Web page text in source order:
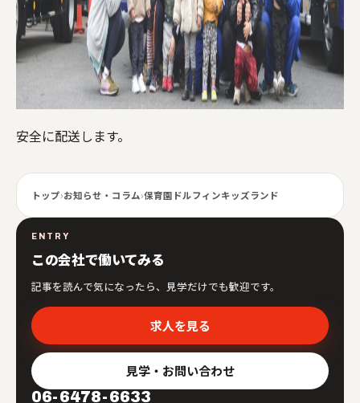
安全に配送します。
トップ›お知らせ・コラム›保育園ドルフィンキッズランド
ENTRY
この会社で働いてみる
記事を読んで気になったら、見学だけでも歓迎です。
求人を見る
見学・お問い合わせ
06-6478-6633